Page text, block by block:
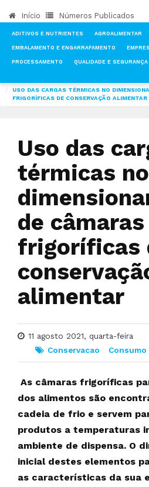
Início Números Publicados
ADITIVOS E NUTRIENTES AGROALIMENTAR
EMBALAMENTO E ENGARRAFAMENTO
PROCESSAMENTO QUALIDADE E
USO DAS CARGAS TÉRMICAS NO
FRIGORÍFICAS DE CONSERVAÇÃO ALIMENTAR
Uso das
térmicas no
de câmaras
frigoríficas
alimentar
11 agosto 2021, quarta-feira
Conservacao
Consumo
As câmaras frigoríficas
dos alimentos são
cadeia de frio e servem
produtos a temperaturas
ambiente de dispensa. O
inicial destes elementos
as características da sua